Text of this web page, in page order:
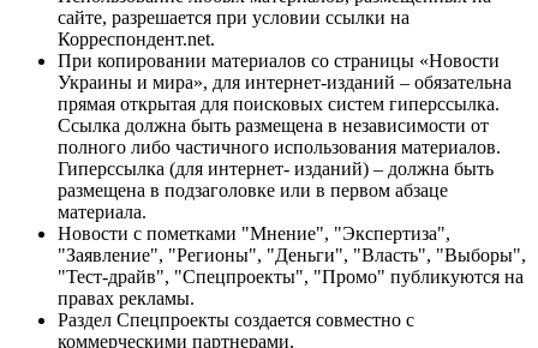
сайте, разрешается при условии ссылки на
Корреспондент.net.
При копировании материалов со страницы «Новости
Украины и мира», для интернет-изданий – обязательна
прямая открытая для поисковых систем гиперссылка.
Ссылка должна быть размещена в независимости от
полного либо частичного использования материалов.
Гиперссылка (для интернет- изданий) – должна быть
размещена в подзаголовке или в первом абзаце
материала.
Новости с пометками "Мнение", "Экспертиза",
"Заявление", "Регионы", "Деньги", "Власть", "Выборы",
"Тест-драйв", "Спецпроекты", "Промо" публикуются на
правах рекламы.
Раздел Спецпроекты создается совместно с
коммерческими партнерами.